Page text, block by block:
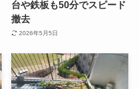
台や鉄板も50分でスピード
撤去
2026年5月5日